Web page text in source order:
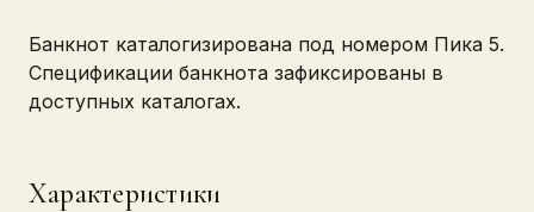
Банкнот каталогизирована под номером Пика 5.
Спецификации банкнота зафиксированы в
доступных каталогах.
Характеристики